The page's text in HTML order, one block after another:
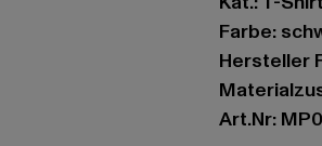
Farbe:
Hersteller
Art.Nr: